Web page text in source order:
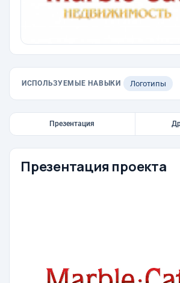
ИСПОЛЬЗУЕМЫЕ НАВЫКИ Логотипы
Презентация
Презентация проекта